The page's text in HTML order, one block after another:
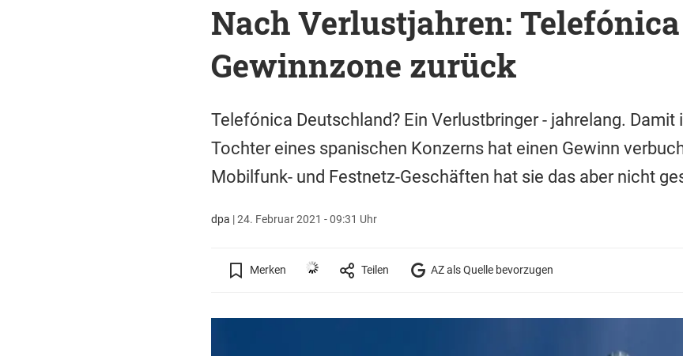
Nach Verlustjahren:
Gewinnzone zurück
Telefónica Deutschland? Ein Verlustbringer - jahrelang. Damit
Tochter eines spanischen Konzerns hat einen Gewinn
Mobilfunk- und Festnetz-Geschäften hat sie das aber nicht
dpa |24. Februar 2021 - 09:31 Uhr
Merken Teilen AZ als Quelle bevorzugen